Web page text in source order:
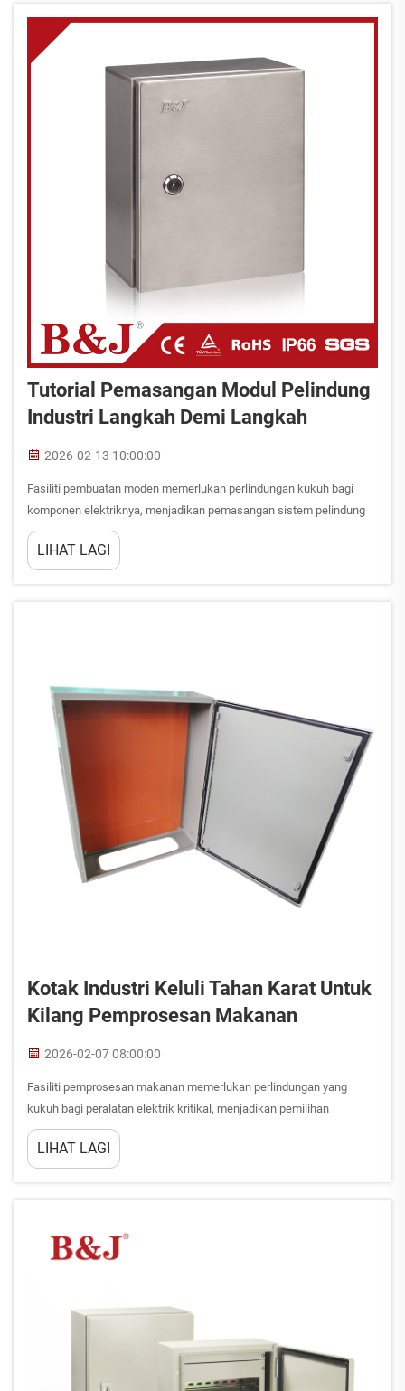
Tutorial Pemasangan Modul Pelindung
Industri Langkah Demi Langkah
2026-02-13 10:00:00
Fasiliti pembuatan moden memerlukan perlindungan kukuh bagi
komponen elektriknya, menjadikan pemasangan sistem pelindung
industri modular secara betul suatu kemahiran kritikal bagi jurutera
dan juruteknik. Pelindung-pelindung ini melindungi komponen...
LIHAT LAGI
Kotak Industri Keluli Tahan Karat Untuk
Kilang Pemprosesan Makanan
2026-02-07 08:00:00
Fasiliti pemprosesan makanan memerlukan perlindungan yang
kukuh bagi peralatan elektrik kritikal, menjadikan pemilihan
penyelesaian rumah yang sesuai sebagai faktor utama bagi
keselamatan operasi dan pematuhan peraturan. Kotak industri
berfungsi sebagai barisan pertama ...
LIHAT LAGI